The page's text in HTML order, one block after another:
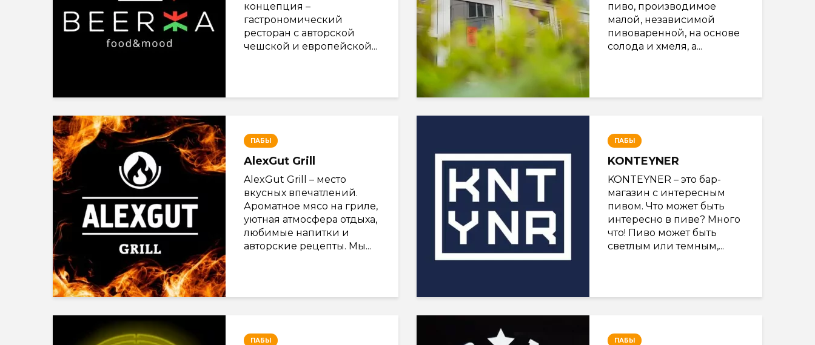
концепция –
гастрономический
ресторан с авторской
чешской и европейской...
пиво, производимое
малой, независимой
пивоваренной, на основе
солода и хмеля, а...
ПАБЫ
AlexGut Grill
AlexGut Grill – место
вкусных впечатлений.
Ароматное мясо на гриле,
уютная атмосфера отдыха,
любимые напитки и
авторские рецепты. Мы...
ПАБЫ
KONTEYNER
KONTEYNER – это бар-
магазин с интересным
пивом. Что может быть
интересно в пиве? Много
что! Пиво может быть
светлым или темным,...
ПАБЫ ПАБЫ